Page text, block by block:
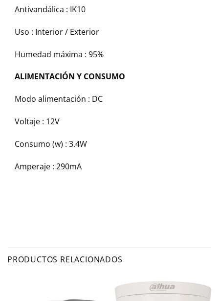
Antivandálica : IK10
Uso : Interior / Exterior
Humedad máxima : 95%
ALIMENTACIÓN Y CONSUMO
Modo alimentación : DC
Voltaje : 12V
Consumo (w) : 3.4W
Amperaje : 290mA
PRODUCTOS RELACIONADOS